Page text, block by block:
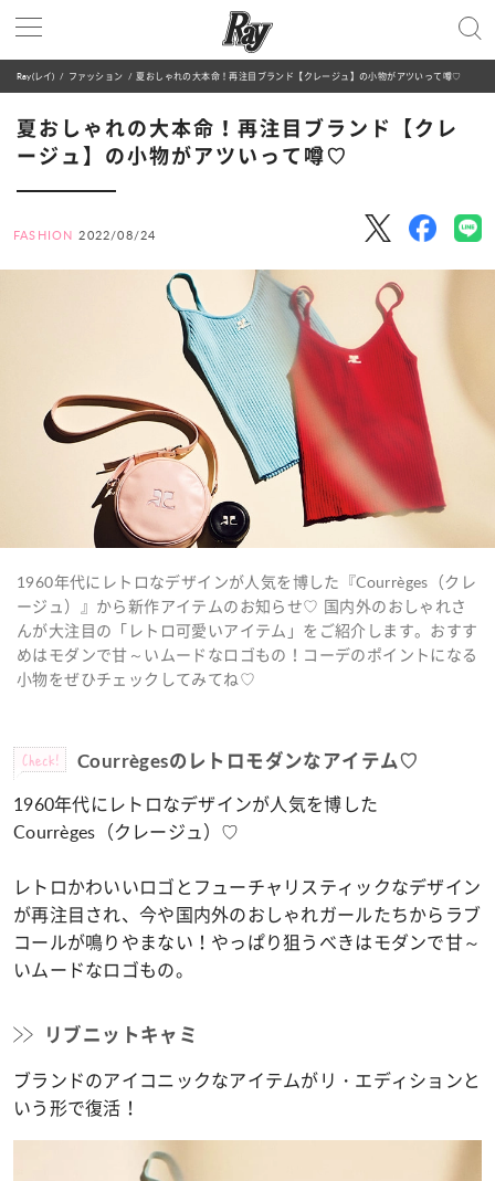
Ray(レイ) ファッション 夏おしゃれの大本命！再注目ブランド【クレージュ】の小物がアツいって噂♡
夏おしゃれの大本命！再注目ブランド【クレ
ージュ】の小物がアツいって噂♡
FASHION 2022/08/24
1960年代にレトロなデザインが人気を博した『Courrèges（クレ
ージュ）』から新作アイテムのお知らせ♡ 国内外のおしゃれさ
んが大注目の「レトロ可愛いアイテム」をご紹介します。おすす
めはモダンで甘～いムードなロゴもの！コーデのポイントになる
小物をぜひチェックしてみてね♡
Check! Courrègesのレトロモダンなアイテム♡
1960年代にレトロなデザインが人気を博した
Courrèges（クレージュ）♡
レトロかわいいロゴとフューチャリスティックなデザイン
が再注目され、今や国内外のおしゃれガールたちからラブ
コールが鳴りやまない！やっぱり狙うべきはモダンで甘～
いムードなロゴもの。
リブニットキャミ
ブランドのアイコニックなアイテムがリ・エディションと
いう形で復活！